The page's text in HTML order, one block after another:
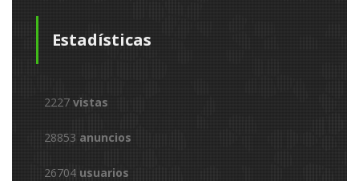
Estadísticas
2227 vistas
28853 anuncios
26704 usuarios